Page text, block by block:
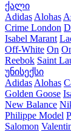
ქალი
Adidas Alohas
Crime London
Isabel Marant
Off-White On
Reebok Saint
უნისექსი
Adidas Alohas
Golden Goose
New Balance
Philippe Model
Salomon